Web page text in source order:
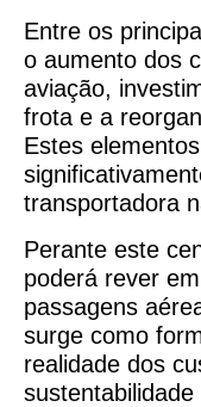
Entre os
o aumento dos
aviação,
frota e a
Estes
transportadora
Perante este
poderá rever
passagens
surge como
realidade dos